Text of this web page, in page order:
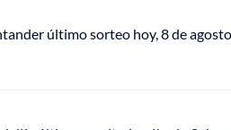
último sorteo hoy, 8 de